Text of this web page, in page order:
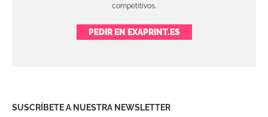
competitivos.
PEDIR EN EXAPRINT.ES
SUSCRÍBETE A NUESTRA NEWSLETTER